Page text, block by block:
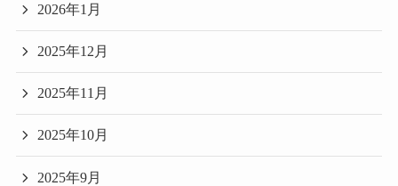
2026年1月
2025年12月
2025年11月
2025年10月
2025年9月